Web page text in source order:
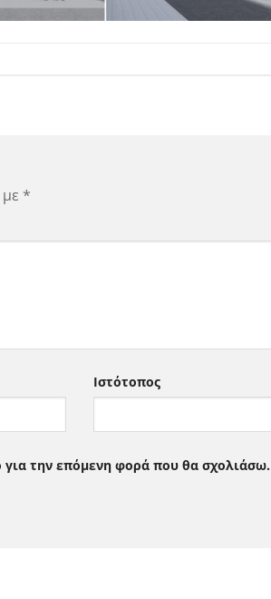
*
Ιστότοπος
την επόμενη φορά που θα σχολιάσω.